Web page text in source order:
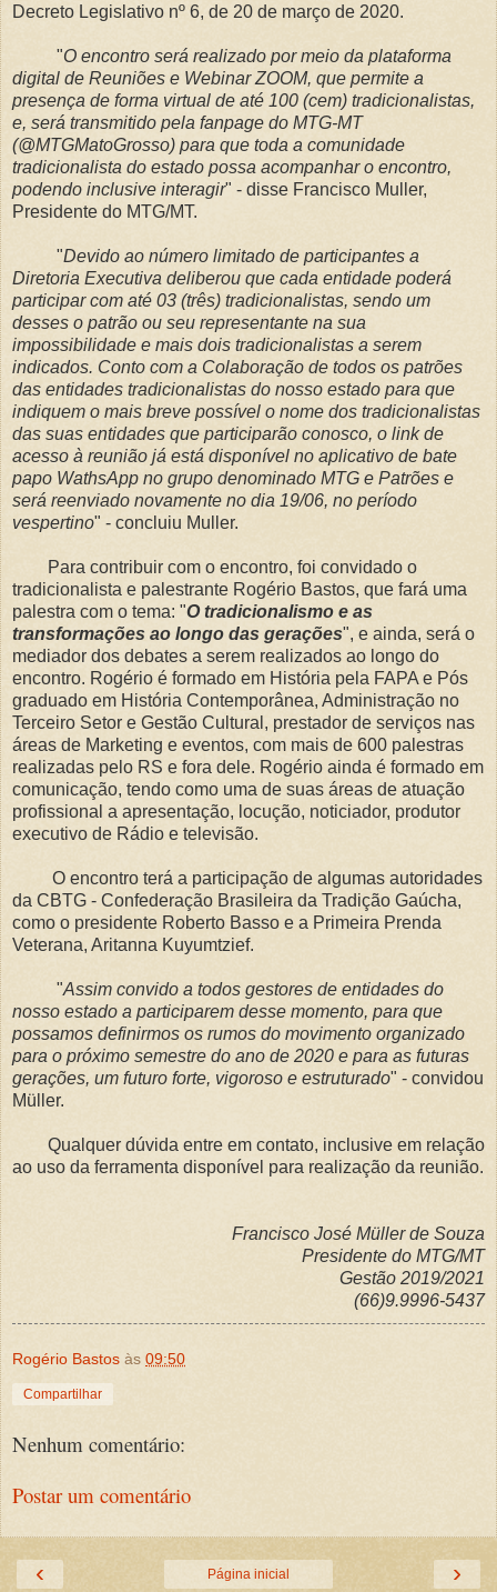
Decreto Legislativo nº 6, de 20 de março de 2020.
"O encontro será realizado por meio da plataforma
digital de Reuniões e Webinar ZOOM, que permite a
presença de forma virtual de até 100 (cem) tradicionalistas,
e, será transmitido pela fanpage do MTG-MT
(@MTGMatoGrosso) para que toda a comunidade
tradicionalista do estado possa acompanhar o encontro,
podendo inclusive interagir" - disse Francisco Muller,
Presidente do MTG/MT.
"Devido ao número limitado de participantes a
Diretoria Executiva deliberou que cada entidade poderá
participar com até 03 (três) tradicionalistas, sendo um
desses o patrão ou seu representante na sua
impossibilidade e mais dois tradicionalistas a serem
indicados. Conto com a Colaboração de todos os patrões
das entidades tradicionalistas do nosso estado para que
indiquem o mais breve possível o nome dos tradicionalistas
das suas entidades que participarão conosco, o link de
acesso à reunião já está disponível no aplicativo de bate
papo WathsApp no grupo denominado MTG e Patrões e
será reenviado novamente no dia 19/06, no período
vespertino" - concluiu Muller.
Para contribuir com o encontro, foi convidado o
tradicionalista e palestrante Rogério Bastos, que fará uma
palestra com o tema: "O tradicionalismo e as
transformações ao longo das gerações", e ainda, será o
mediador dos debates a serem realizados ao longo do
encontro. Rogério é formado em História pela FAPA e Pós
graduado em História Contemporânea, Administração no
Terceiro Setor e Gestão Cultural, prestador de serviços nas
áreas de Marketing e eventos, com mais de 600 palestras
realizadas pelo RS e fora dele. Rogério ainda é formado em
comunicação, tendo como uma de suas áreas de atuação
profissional a apresentação, locução, noticiador, produtor
executivo de Rádio e televisão.
O encontro terá a participação de algumas autoridades
da CBTG - Confederação Brasileira da Tradição Gaúcha,
como o presidente Roberto Basso e a Primeira Prenda
Veterana, Aritanna Kuyumtzief.
"Assim convido a todos gestores de entidades do
nosso estado a participarem desse momento, para que
possamos definirmos os rumos do movimento organizado
para o próximo semestre do ano de 2020 e para as futuras
gerações, um futuro forte, vigoroso e estruturado" - convidou
Müller.
Qualquer dúvida entre em contato, inclusive em relação
ao uso da ferramenta disponível para realização da reunião.
Francisco José Müller de Souza
Presidente do MTG/MT
Gestão 2019/2021
(66)9.9996-5437
Rogério Bastos às 09:50
Compartilhar
Nenhum comentário:
Postar um comentário
‹ ›
Página inicial